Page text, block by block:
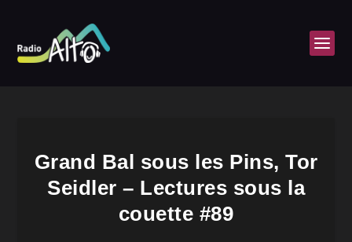
Grand Bal sous les Pins, Tor
Seidler – Lectures sous la
couette #89